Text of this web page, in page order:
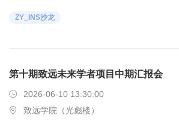
ZY_INS沙龙
第十期致远未来学者项目中期汇报会
2026-06-10 13:30:00
致远学院（光彪楼）